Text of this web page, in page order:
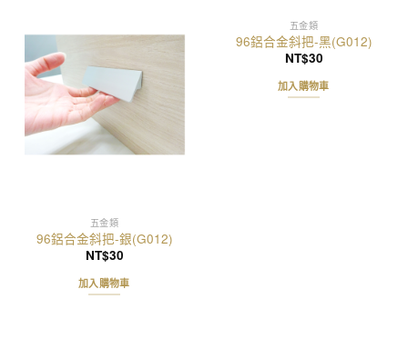
五金類
96鋁合金斜把-銀(G012)
NT$30
加入購物車
五金類
96鋁合金斜把-黑(G012)
NT$30
加入購物車